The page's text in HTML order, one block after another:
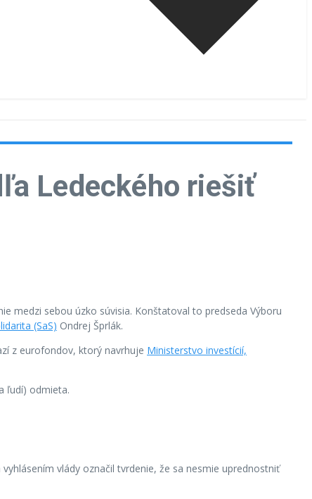
Ledeckého riešiť
medzi sebou úzko súvisia. Konštatoval to predseda Výboru
(SaS) Ondrej Šprlák.
z eurofondov, ktorý navrhuje Ministerstvo investícií,
ľudí) odmieta.
vlády označil tvrdenie, že sa nesmie uprednostniť